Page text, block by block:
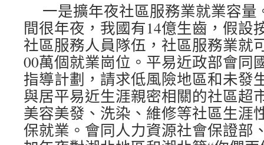
一是擴年夜社區服務業就業容
間很年夜，我國有14億生齒，假設
社區服務人員隊伍，社區服務業就
00萬個就業崗位。平易近政部會同
指導計劃，請求低風險地區和未發
與居平易近生涯親密相關的社區超
美容美發、洗染、維修等社區生涯
保就業。會同人力資源社會保證部